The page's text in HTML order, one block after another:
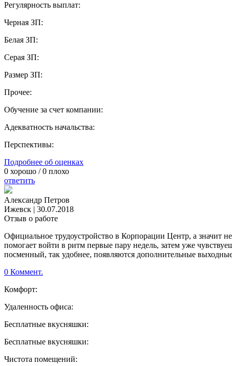
Регулярность выплат:
Черная ЗП:
Белая ЗП:
Серая ЗП:
Размер ЗП:
Прочее:
Обучение за счет компании:
Адекватность начальства:
Перспективы:
Подробнее об оценках
0 хорошо /0 плохо
ответить
Александр Петров
Ижевск | 30.07.2018
Отзыв о работе
Официальное трудоустройство в Корпорации Центр, а значит
помогает войти в ритм первые пару недель, затем уже
посменный, так удобнее, появляются дополнительные
0 Коммент.
Комфорт:
Удаленность офиса:
Бесплатные вкусняшки:
Бесплатные вкусняшки:
Чистота помещений: